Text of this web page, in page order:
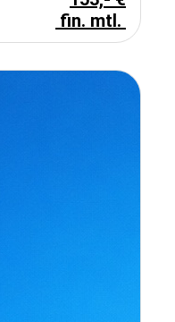
fin. mtl.